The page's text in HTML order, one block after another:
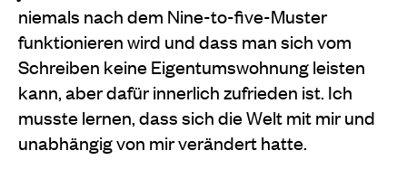
niemals nach dem Nine-to-five-Muster
funktionieren wird und dass man sich vom
Schreiben keine Eigentumswohnung leisten
kann, aber dafür innerlich zufrieden ist. Ich
musste lernen, dass sich die Welt mit mir und
unabhängig von mir verändert hatte.